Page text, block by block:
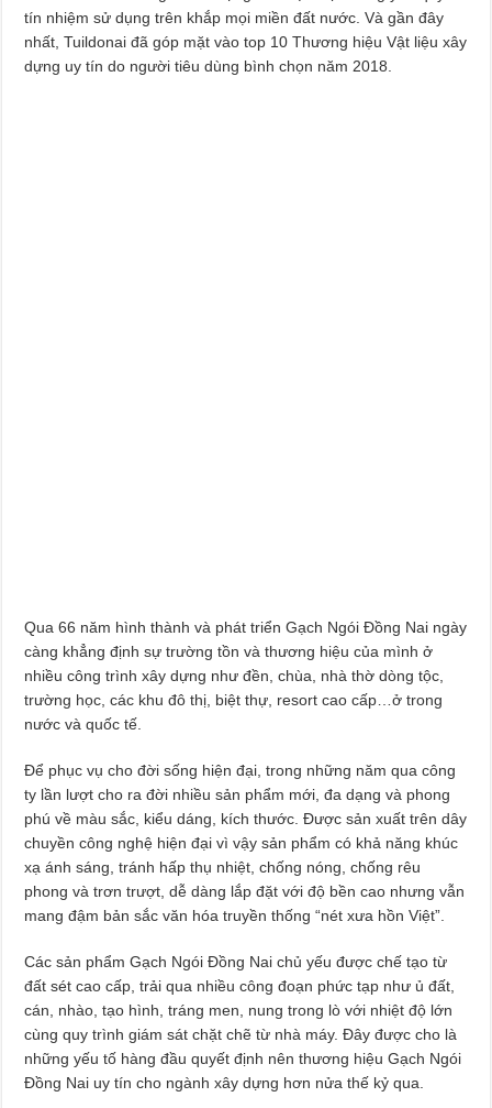
tín nhiệm sử dụng trên khắp mọi miền đất nước. Và gần đây
nhất, Tuildonai đã góp mặt vào top 10 Thương hiệu Vật liệu xây
dựng uy tín do người tiêu dùng bình chọn năm 2018.
Qua 66 năm hình thành và phát triển Gạch Ngói Đồng Nai ngày
càng khẳng định sự trường tồn và thương hiệu của mình ở
nhiều công trình xây dựng như đền, chùa, nhà thờ dòng tộc,
trường học, các khu đô thị, biệt thự, resort cao cấp…ở trong
nước và quốc tế.
Để phục vụ cho đời sống hiện đại, trong những năm qua công
ty lần lượt cho ra đời nhiều sản phẩm mới, đa dạng và phong
phú về màu sắc, kiểu dáng, kích thước. Được sản xuất trên dây
chuyền công nghệ hiện đại vì vậy sản phẩm có khả năng khúc
xạ ánh sáng, tránh hấp thụ nhiệt, chống nóng, chống rêu
phong và trơn trượt, dễ dàng lắp đặt với độ bền cao nhưng vẫn
mang đậm bản sắc văn hóa truyền thống “nét xưa hồn Việt”.
Các sản phẩm Gạch Ngói Đồng Nai chủ yếu được chế tạo từ
đất sét cao cấp, trải qua nhiều công đoạn phức tạp như ủ đất,
cán, nhào, tạo hình, tráng men, nung trong lò với nhiệt độ lớn
cùng quy trình giám sát chặt chẽ từ nhà máy. Đây được cho là
những yếu tố hàng đầu quyết định nên thương hiệu Gạch Ngói
Đồng Nai uy tín cho ngành xây dựng hơn nửa thế kỷ qua.